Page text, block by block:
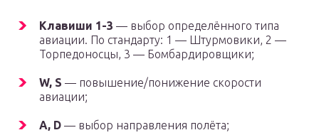
Клавиши 1-3 — выбор определённого типа
авиации. По стандарту: 1 — Штурмовики, 2 —
Торпедоносцы, 3 — Бомбардировщики;
W, S — повышение/понижение скорости
авиации;
A, D — выбор направления полёта;